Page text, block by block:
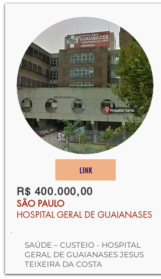
LINK
R$ 400.000,00
SÃO PAULO
HOSPITAL GERAL DE GUAIANASES
.
SAÚDE – CUSTEIO - HOSPITAL
GERAL DE GUAIANASES JESUS
TEIXEIRA DA COSTA